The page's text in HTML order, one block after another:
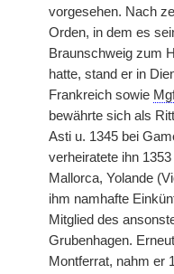
vorgesehen. Nach
Orden, in dem es
Braunschweig zum
hatte, stand er in
Frankreich sowie
bewährte sich als
Asti u. 1345 bei
verheiratete ihn
Mallorca, Yolande
ihm namhafte
Mitglied des
Grubenhagen.
Montferrat, nahm er